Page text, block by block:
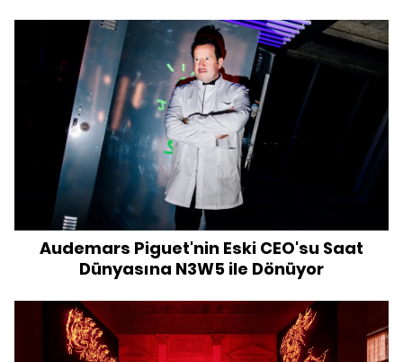
Audemars Piguet'nin Eski CEO'su Saat
Dünyasına N3W5 ile Dönüyor